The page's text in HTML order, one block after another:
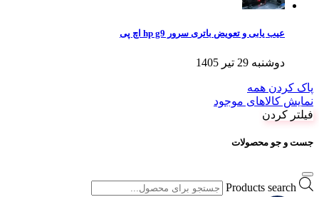
عیب یابی و تعویض باتری سرور hp g9 اچ پی
دوشنبه 29 تیر 1405
پاک کردن همه
نمایش کالاهای موجود
فیلتر کردن
جست و جو محصولات
Products search